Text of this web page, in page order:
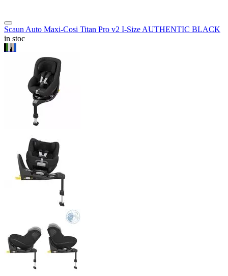
Scaun Auto Maxi-Cosi Titan Pro v2 I-Size AUTHENTIC BLACK
in stoc